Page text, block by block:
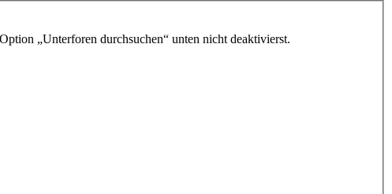
„Unterforen durchsuchen“ unten nicht deaktivierst.